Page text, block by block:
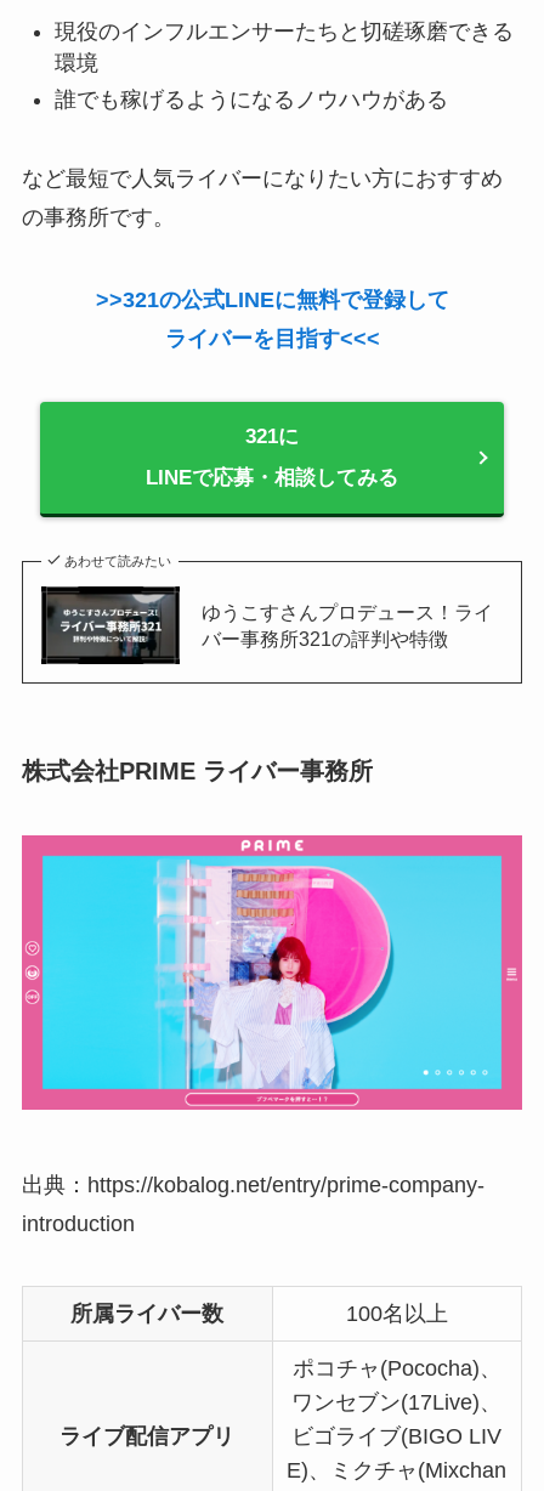
現役のインフルエンサーたちと切磋琢磨できる
環境
誰でも稼げるようになるノウハウがある
など最短で人気ライバーになりたい方におすすめ
の事務所です。
>>321の公式LINEに無料で登録して
ライバーを目指す<<<
321に
LINEで応募・相談してみる
あわせて読みたい
ゆうこすさんプロデュース！ライ
バー事務所321の評判や特徴
株式会社PRIME ライバー事務所
出典：https://kobalog.net/entry/prime-company-
introduction
所属ライバー数 100名以上
ライブ配信アプリ
ポコチャ(Pococha)、
ワンセブン(17Live)、
ビゴライブ(BIGO LIV
E)、ミクチャ(Mixchan